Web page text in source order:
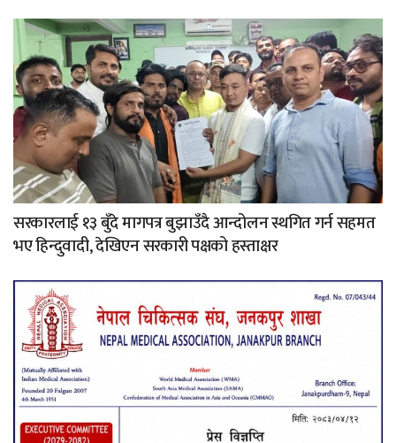
सरकारलाई १३ बुँदे मागपत्र बुझाउँदै आन्दोलन स्थगित गर्न सहमत
भए हिन्दुवादी, देखिएन सरकारी पक्षको हस्ताक्षर